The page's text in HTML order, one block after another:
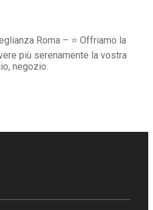
Roma – ⭐ Offriamo la
più serenamente la vostra
negozio.